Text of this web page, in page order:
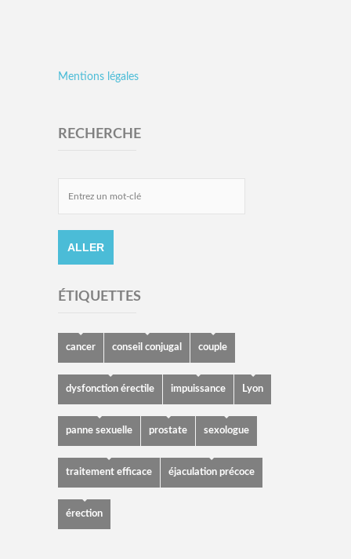
Mentions légales
RECHERCHE
ÉTIQUETTES
cancer conseil conjugal couple
dysfonction érectile impuissance Lyon
panne sexuelle prostate sexologue
traitement efficace éjaculation précoce
érection